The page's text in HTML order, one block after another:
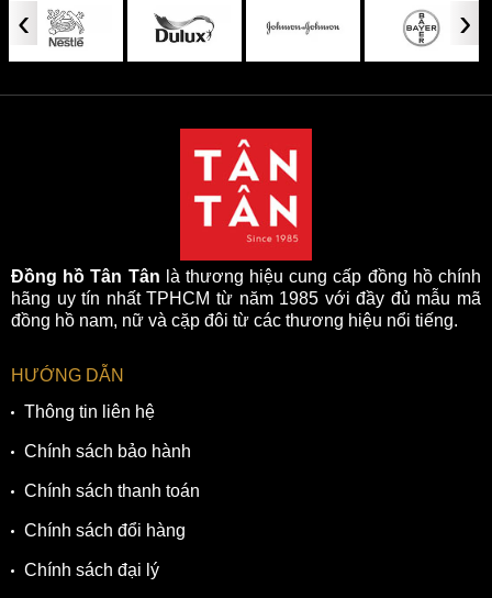
‹ ›
Đồng hồ Tân Tân là thương hiệu cung cấp đồng hồ chính
hãng uy tín nhất TPHCM từ năm 1985 với đầy đủ mẫu mã
đồng hồ nam, nữ và cặp đôi từ các thương hiệu nổi tiếng.
HƯỚNG DẪN
Thông tin liên hệ
Chính sách bảo hành
Chính sách thanh toán
Chính sách đổi hàng
Chính sách đại lý